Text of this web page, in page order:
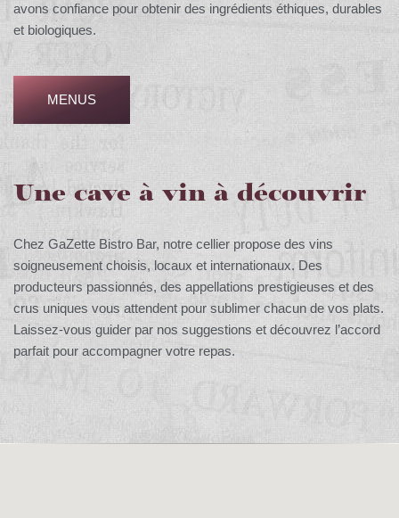
avons confiance pour obtenir des ingrédients éthiques, durables
et biologiques.
MENUS
Une cave à vin à découvrir
Chez GaZette Bistro Bar, notre cellier propose des vins
soigneusement choisis, locaux et internationaux. Des
producteurs passionnés, des appellations prestigieuses et des
crus uniques vous attendent pour sublimer chacun de vos plats.
Laissez-vous guider par nos suggestions et découvrez l’accord
parfait pour accompagner votre repas.